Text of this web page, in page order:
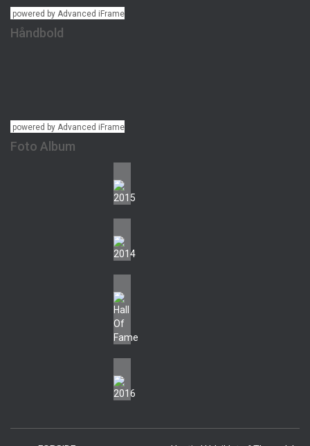
powered by Advanced iFrame
Håndbold
powered by Advanced iFrame
Foto Album